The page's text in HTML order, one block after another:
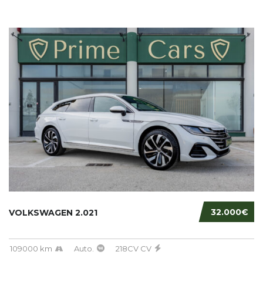
32.000€
VOLKSWAGEN 2.021
109000 km Auto. 218CV CV